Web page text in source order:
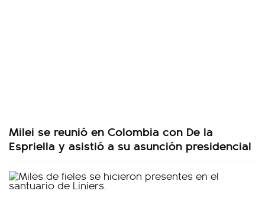
Milei se reunió en Colombia con De la
Espriella y asistió a su asunción presidencial